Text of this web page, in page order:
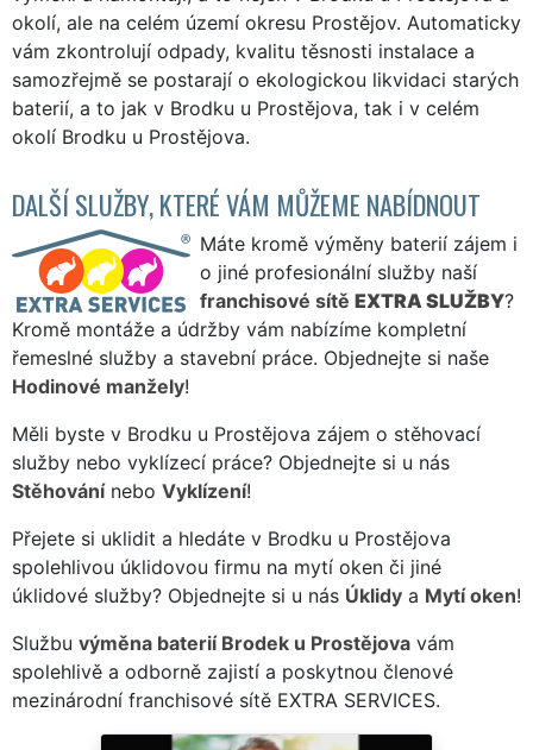
okolí, ale na celém území okresu Prostějov. Automaticky
vám zkontrolují odpady, kvalitu těsnosti instalace a
samozřejmě se postarají o ekologickou likvidaci starých
baterií, a to jak v Brodku u Prostějova, tak i v celém
okolí Brodku u Prostějova.
DALŠÍ SLUŽBY, KTERÉ VÁM MŮŽEME NABÍDNOUT
Máte kromě výměny baterií zájem i
o jiné profesionální služby naší
franchisové sítě EXTRA SLUŽBY?
Kromě montáže a údržby vám nabízíme kompletní
řemeslné služby a stavební práce. Objednejte si naše
Hodinové manžely!
Měli byste v Brodku u Prostějova zájem o stěhovací
služby nebo vyklízecí práce? Objednejte si u nás
Stěhovánínebo Vyklízení!
Přejete si uklidit a hledáte v Brodku u Prostějova
spolehlivou úklidovou firmu na mytí oken či jiné
úklidové služby? Objednejte si u nás Úklidy a Mytí oken!
Službu výměna baterií Brodek u Prostějova vám
spolehlivě a odborně zajistí a poskytnou členové
mezinárodní franchisové sítě EXTRA SERVICES.